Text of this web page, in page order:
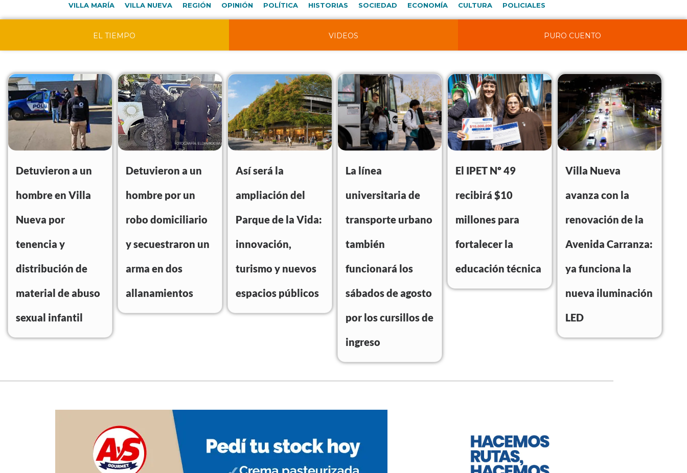
VILLA MARÍA VILLA NUEVA REGIÓN OPINIÓN POLÍTICA HISTORIAS SOCIEDAD ECONOMÍA CULTURA POLICIALES
EL TIEMPO VIDEOS PURO CUENTO
Detuvieron a un
hombre en Villa
Nueva por
tenencia y
distribución de
material de abuso
sexual infantil
Detuvieron a un
hombre por un
robo domiciliario
y secuestraron un
arma en dos
allanamientos
Así será la
ampliación del
Parque de la Vida:
innovación,
turismo y nuevos
espacios públicos
La línea
universitaria de
transporte urbano
también
funcionará los
sábados de agosto
por los cursillos de
ingreso
El IPET Nº 49
recibirá $10
millones para
fortalecer la
educación técnica
Villa Nueva
avanza con la
renovación de la
Avenida Carranza:
ya funciona la
nueva iluminación
LED